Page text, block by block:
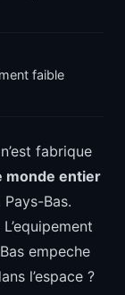
faible
fabrique
monde entier
Bas.
empeche
l’espace ?